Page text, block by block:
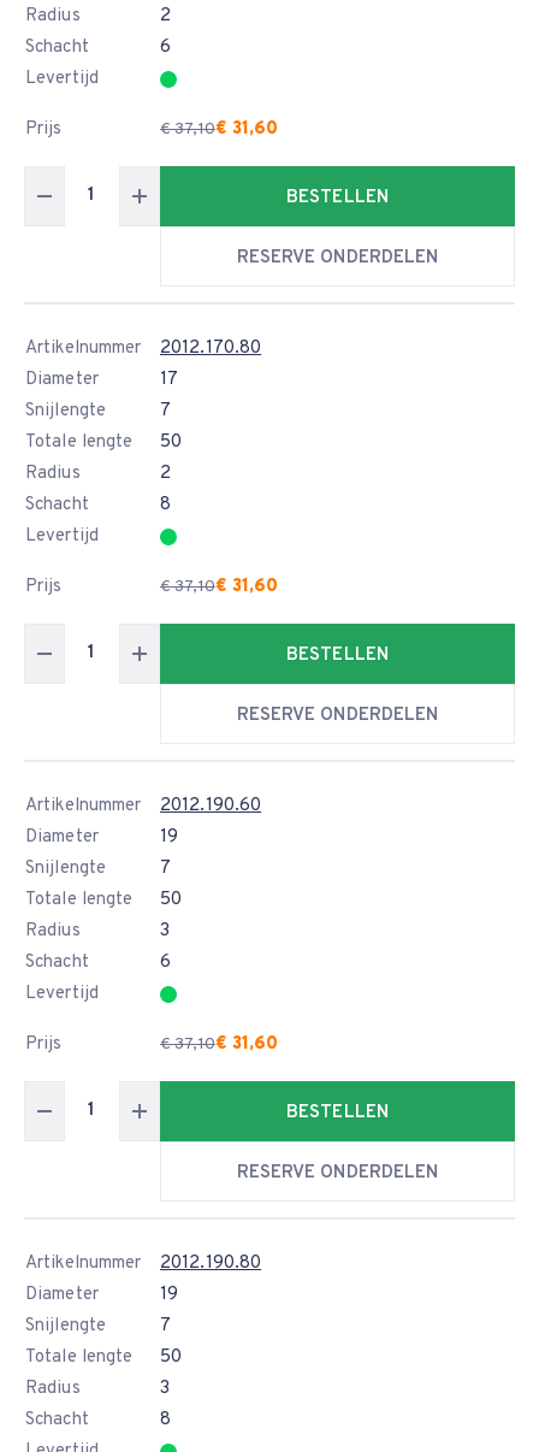
Radius
2
Schacht
6
Levertijd
Prijs € 37,10€ 31,60
BESTELLEN
RESERVE ONDERDELEN
Artikelnummer
2012.170.80
Diameter
17
Snijlengte
7
Totale lengte
50
Radius
2
Schacht
8
Levertijd
Prijs € 37,10€ 31,60
BESTELLEN
RESERVE ONDERDELEN
Artikelnummer
2012.190.60
Diameter
19
Snijlengte
7
Totale lengte
50
Radius
3
Schacht
6
Levertijd
Prijs € 37,10€ 31,60
BESTELLEN
RESERVE ONDERDELEN
Artikelnummer
2012.190.80
Diameter
19
Snijlengte
7
Totale lengte
50
Radius
3
Schacht
8